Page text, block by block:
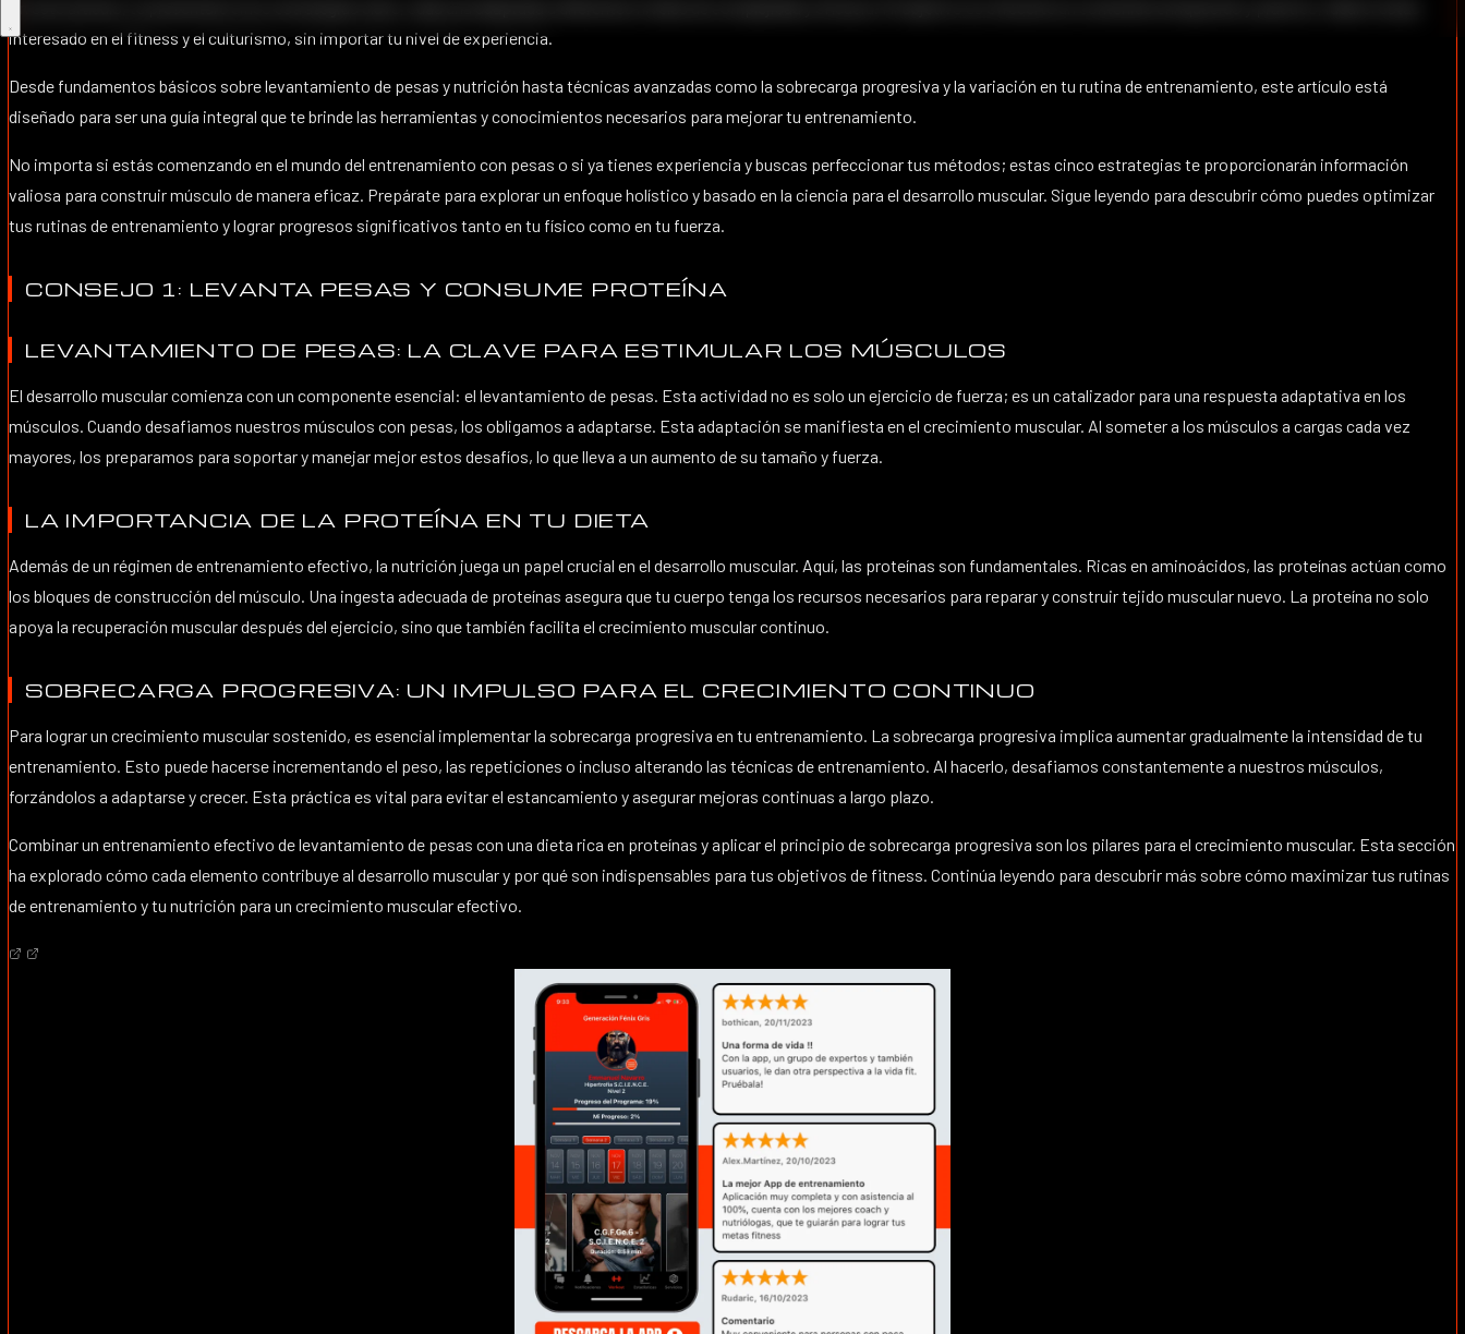
interesado en el fitness y el culturismo, sin importar tu nivel de experiencia.
Desde fundamentos básicos sobre levantamiento de pesas y nutrición hasta técnicas avanzadas como la sobrecarga progresiva y la variación en tu rutina de entrenamiento, este artículo está
diseñado para ser una guía integral que te brinde las herramientas y conocimientos necesarios para mejorar tu entrenamiento.
No importa si estás comenzando en el mundo del entrenamiento con pesas o si ya tienes experiencia y buscas perfeccionar tus métodos; estas cinco estrategias te proporcionarán información
valiosa para construir músculo de manera eficaz. Prepárate para explorar un enfoque holístico y basado en la ciencia para el desarrollo muscular. Sigue leyendo para descubrir cómo puedes optimizar
tus rutinas de entrenamiento y lograr progresos significativos tanto en tu físico como en tu fuerza.
CONSEJO 1: LEVANTA PESAS Y CONSUME PROTEÍNA
LEVANTAMIENTO DE PESAS: LA CLAVE PARA ESTIMULAR LOS MÚSCULOS
El desarrollo muscular comienza con un componente esencial: el levantamiento de pesas. Esta actividad no es solo un ejercicio de fuerza; es un catalizador para una respuesta adaptativa en los
músculos. Cuando desafiamos nuestros músculos con pesas, los obligamos a adaptarse. Esta adaptación se manifiesta en el crecimiento muscular. Al someter a los músculos a cargas cada vez
mayores, los preparamos para soportar y manejar mejor estos desafíos, lo que lleva a un aumento de su tamaño y fuerza.
LA IMPORTANCIA DE LA PROTEÍNA EN TU DIETA
Además de un régimen de entrenamiento efectivo, la nutrición juega un papel crucial en el desarrollo muscular. Aquí, las proteínas son fundamentales. Ricas en aminoácidos, las proteínas actúan como
los bloques de construcción del músculo. Una ingesta adecuada de proteínas asegura que tu cuerpo tenga los recursos necesarios para reparar y construir tejido muscular nuevo. La proteína no solo
apoya la recuperación muscular después del ejercicio, sino que también facilita el crecimiento muscular continuo.
SOBRECARGA PROGRESIVA: UN IMPULSO PARA EL CRECIMIENTO CONTINUO
Para lograr un crecimiento muscular sostenido, es esencial implementar la sobrecarga progresiva en tu entrenamiento. La sobrecarga progresiva implica aumentar gradualmente la intensidad de tu
entrenamiento. Esto puede hacerse incrementando el peso, las repeticiones o incluso alterando las técnicas de entrenamiento. Al hacerlo, desafiamos constantemente a nuestros músculos,
forzándolos a adaptarse y crecer. Esta práctica es vital para evitar el estancamiento y asegurar mejoras continuas a largo plazo.
Combinar un entrenamiento efectivo de levantamiento de pesas con una dieta rica en proteínas y aplicar el principio de sobrecarga progresiva son los pilares para el crecimiento muscular. Esta sección
ha explorado cómo cada elemento contribuye al desarrollo muscular y por qué son indispensables para tus objetivos de fitness. Continúa leyendo para descubrir más sobre cómo maximizar tus rutinas
de entrenamiento y tu nutrición para un crecimiento muscular efectivo.